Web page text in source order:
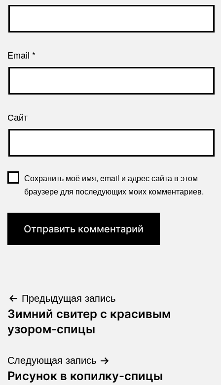
Email *
Сайт
Сохранить моё имя, email и адрес сайта в этом
браузере для последующих моих комментариев.
Навигация
по
Предыдущая запись
Зимний свитер с красивым
узором-спицы
Следующая запись
Рисунок в копилку-спицы